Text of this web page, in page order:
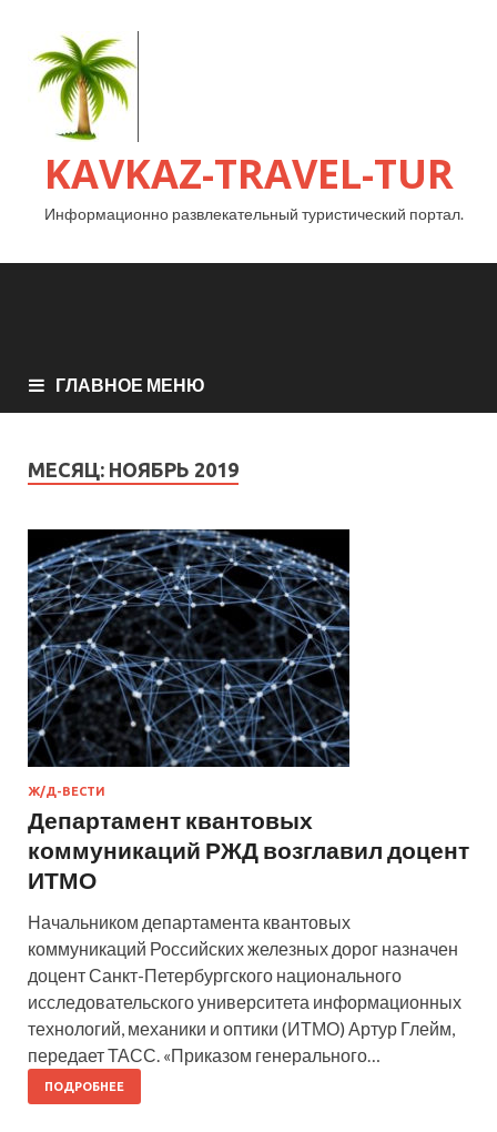
KAVKAZ-TRAVEL-TUR
Информационно развлекательный туристический портал.
ГЛАВНОЕ МЕНЮ
МЕСЯЦ: НОЯБРЬ 2019
Ж/Д-ВЕСТИ
Департамент квантовых
коммуникаций РЖД возглавил доцент
ИТМО
Начальником департамента квантовых
коммуникаций Российских железных дорог назначен
доцент Санкт-Петербургского национального
исследовательского университета информационных
технологий, механики и оптики (ИТМО) Артур Глейм,
передает ТАСС. «Приказом генерального…
ПОДРОБНЕЕ